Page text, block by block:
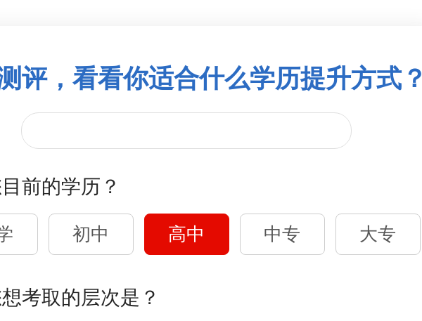
评，看看你适合什么学历提升方式？
前的学历？
初中 高中 中专 大专
考取的层次是？